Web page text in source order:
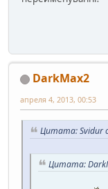
DarkMax2
апреля 4, 2013, 00:53
Цитата: Svidur
Цитата: